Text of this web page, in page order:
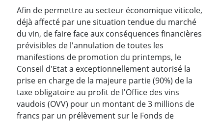
Afin de permettre au secteur économique viticole,
déjà affecté par une situation tendue du marché
du vin, de faire face aux conséquences financières
prévisibles de l'annulation de toutes les
manifestions de promotion du printemps, le
Conseil d'Etat a exceptionnellement autorisé la
prise en charge de la majeure partie (90%) de la
taxe obligatoire au profit de l'Office des vins
vaudois (OVV) pour un montant de 3 millions de
francs par un prélèvement sur le Fonds de